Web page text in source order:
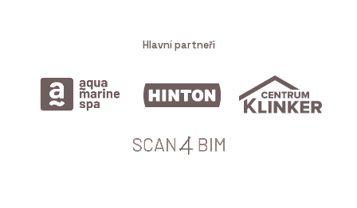
Hlavní partneři